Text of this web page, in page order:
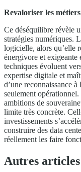
Revaloriser les
Ce déséquilibre révèle
stratégies numériques.
logicielle, alors qu’elle
énergivore et exigeante
techniques évoluent
expertise digitale et
d’une reconnaissance
seulement
ambitions de
limite très concrète.
investissements
construire des data
réellement les faire
Autres articles